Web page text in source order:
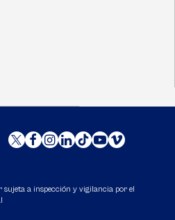
a inspección y vigilancia por el